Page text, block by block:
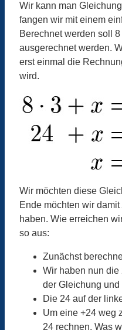
Wir kann man
fangen wir mit einem
Berechnet werden soll
ausgerechnet werden.
erst einmal die
wird.
Wir möchten diese
Ende möchten wir damit
haben. Wie erreichen
so aus:
Zunächst
Wir haben nun die
der Gleichung
Die 24 auf der
Um eine +24 weg
24 rechnen. Was